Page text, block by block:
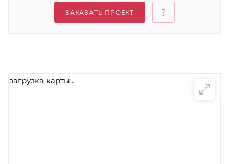
ЗАКАЗАТЬ ПРОЕКТ
загрузка карты...